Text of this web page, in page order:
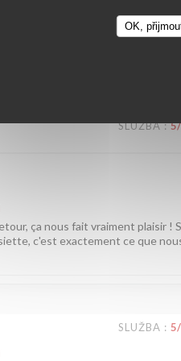
OK,
! Savoir que vous avez passé
À très bientôt ! L'équipe de
SLUŽBA: 5
ça nous fait vraiment plaisir !
c'est exactement ce que
SLUŽBA : 5